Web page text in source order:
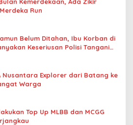
Run
Belum Ditahan, Ibu Korban di
Keseriusan Polisi Tangani
Anaknya Hamil
Nusantara Explorer dari Batang ke
Warga
Top Up MLBB dan MCGG